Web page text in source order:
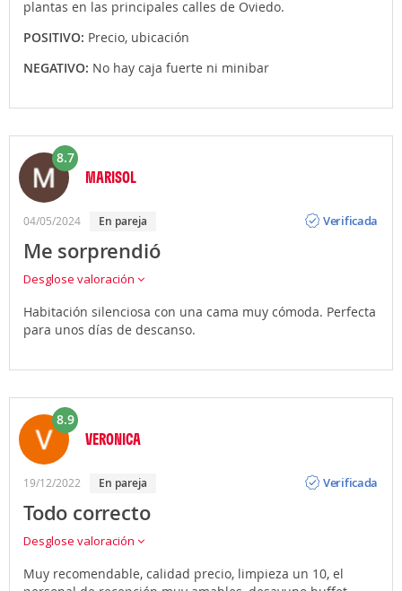
plantas en las principales calles de Oviedo.
POSITIVO: Precio, ubicación
NEGATIVO: No hay caja fuerte ni minibar
8.7
MARISOL
04/05/2024 en pareja
Verificada
Me sorprendió
Desglose valoración
Habitación silenciosa con una cama muy cómoda. Perfecta
para unos días de descanso.
8.9
VERONICA
19/12/2022 en pareja
Verificada
Todo correcto
Desglose valoración
Muy recomendable, calidad precio, limpieza un 10, el